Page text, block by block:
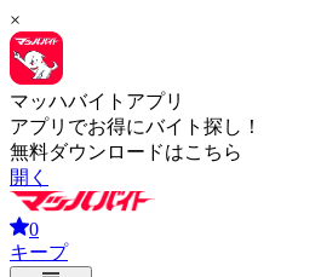
×
マッハバイトアプリ
アプリでお得にバイト探し！
無料ダウンロードはこちら
開く
0
キープ